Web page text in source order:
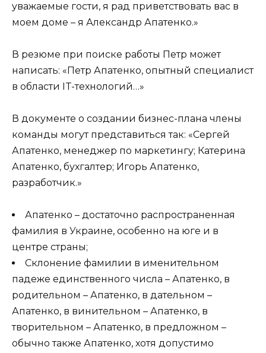
уважаемые гости, я рад приветствовать вас в
моем доме – я Александр Апатенко.»
В резюме при поиске работы Петр может
написать: «Петр Апатенко, опытный специалист
в области IT-технологий…»
В документе о создании бизнес-плана члены
команды могут представиться так: «Сергей
Апатенко, менеджер по маркетингу; Катерина
Апатенко, бухгалтер; Игорь Апатенко,
разработчик.»
Апатенко – достаточно распространенная
фамилия в Украине, особенно на юге и в
центре страны;
Склонение фамилии в именительном
падеже единственного числа – Апатенко, в
родительном – Апатенко, в дательном –
Апатенко, в винительном – Апатенко, в
творительном – Апатенко, в предложном –
обычно также Апатенко, хотя допустимо